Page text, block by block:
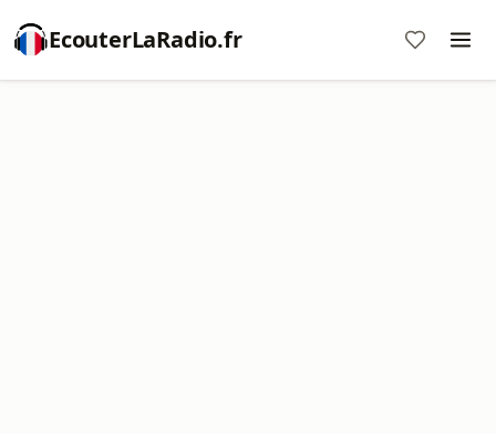
EcouterLaRadio.fr